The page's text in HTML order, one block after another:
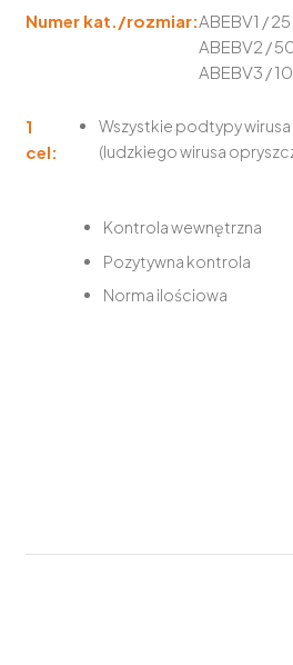
Numer kat./rozmiar:ABEBV1 /
ABEBV2 /
ABEBV3 /
1
cel:
Wszystkie podtypy
(ludzkiego wirusa
Kontrola wewnętrzna
Pozytywna kontrola
Norma ilościowa